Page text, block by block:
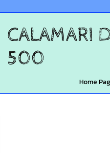
CALAMARI
500
Home